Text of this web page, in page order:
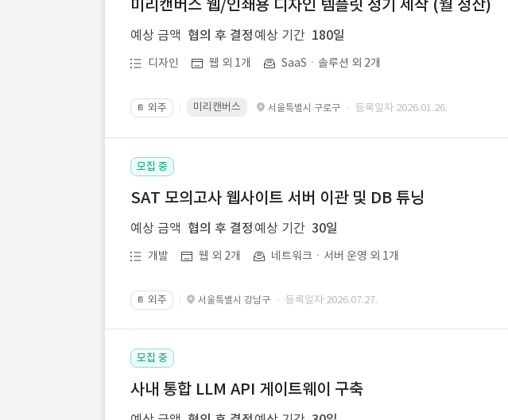
미리캔버스 웹/인쇄용 디자인 템플릿 정기 제작 (월 정산)
예상 금액 협의 후 결정 예상 기간 180일
디자인 웹 외 1개 SaaSㆍ솔루션 외 2개
📔 외주 미리캔버스 서울특별시 구로구 · 등록일자 2026.01.26.
모집 중
SAT 모의고사 웹사이트 서버 이관 및 DB 튜닝
예상 금액 협의 후 결정 예상 기간 30일
개발 웹 외 2개 네트워크ㆍ서버 운영 외 1개
📔 외주 서울특별시 강남구 · 등록일자 2026.07.27.
모집 중
사내 통합 LLM API 게이트웨이 구축